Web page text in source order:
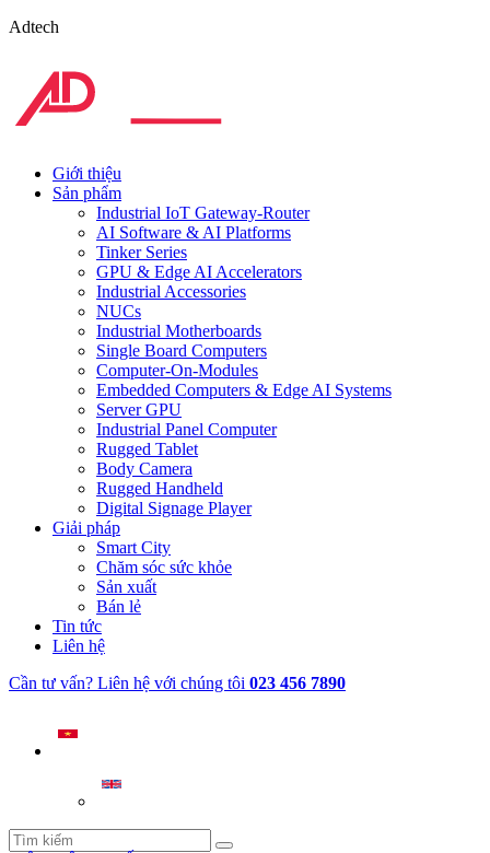
Adtech
Giới thiệu
Sản phẩm
Industrial IoT Gateway-Router
AI Software & AI Platforms
Tinker Series
GPU & Edge AI Accelerators
Industrial Accessories
NUCs
Industrial Motherboards
Single Board Computers
Computer-On-Modules
Embedded Computers & Edge AI Systems
Server GPU
Industrial Panel Computer
Rugged Tablet
Body Camera
Rugged Handheld
Digital Signage Player
Giải pháp
Smart City
Chăm sóc sức khỏe
Sản xuất
Bán lẻ
Tin tức
Liên hệ
Cần tư vấn? Liên hệ với chúng tôi 023 456 7890